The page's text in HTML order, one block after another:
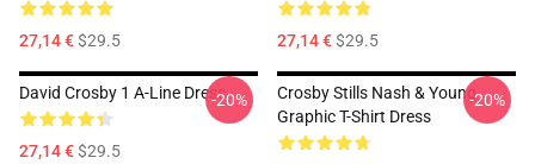
27,14 €$29.5 27,14 €$29.5
David Crosby 1 A-Line Dress
27,14 €$29.5
-20%
Crosby Stills Nash & Young
Graphic T-Shirt Dress
-20%